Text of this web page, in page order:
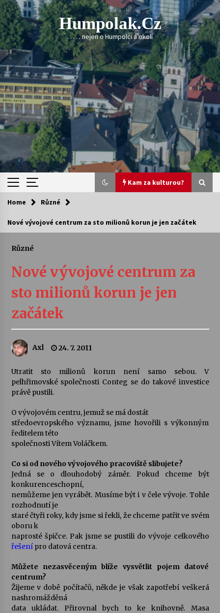
Skip
to
content
Humpolak.cz
. . . . . nejen o Humpolci a okolí
Kam za kulturou?
Kam za kulturou?
Vernisáž výstavy Josefíny Duškové: Stávám se
kapkou
Veselí muzikanti
Pozvánka na integrační festival Quijotova
šedesátka: 28. 7.–1. 8. 2026
Letní koncerty ve Stromovce: Kolchoz a
Jenakaši
Votavžatský ploty
23. 7. 2026
22. 7. 2026
17. 7. 2026
Ozvěny prázdnin
14. 7. 2026
Home Různé
Nové vývojové centrum za sto milionů korun je jen začátek
Různé
Nové vývojové centrum za
sto milionů korun je jen
začátek
Axl 24. 7. 2011
Utratit sto milionů korun není samo sebou. V
pelhřimovské společnosti Conteg se do takové investice
právě pustili.
O vývojovém centru, jemuž se má dostát
středoevropského významu, jsme hovořili s výkonným
ředitelem této
společnosti Vítem Voláčkem.
Co si od nového vývojového pracoviště slibujete?
Jedná se o dlouhodobý záměr. Pokud chceme být
konkurenceschopní,
nemůžeme jen vyrábět. Musíme být i v čele vývoje. Tohle
rozhodnutí je
staré čtyři roky, kdy jsme si řekli, že chceme patřit ve svém
oboru k
naprosté špičce. Pak jsme se pustili do vývoje celkového
řešenípro datová centra.
Můžete nezasvěceným blíže vysvětlit pojem datové
centrum?
Žijeme v době počítačů, někde je však zapotřebí veškerá
nashromážděná
data ukládat. Přirovnal bych to ke knihovně. Masa